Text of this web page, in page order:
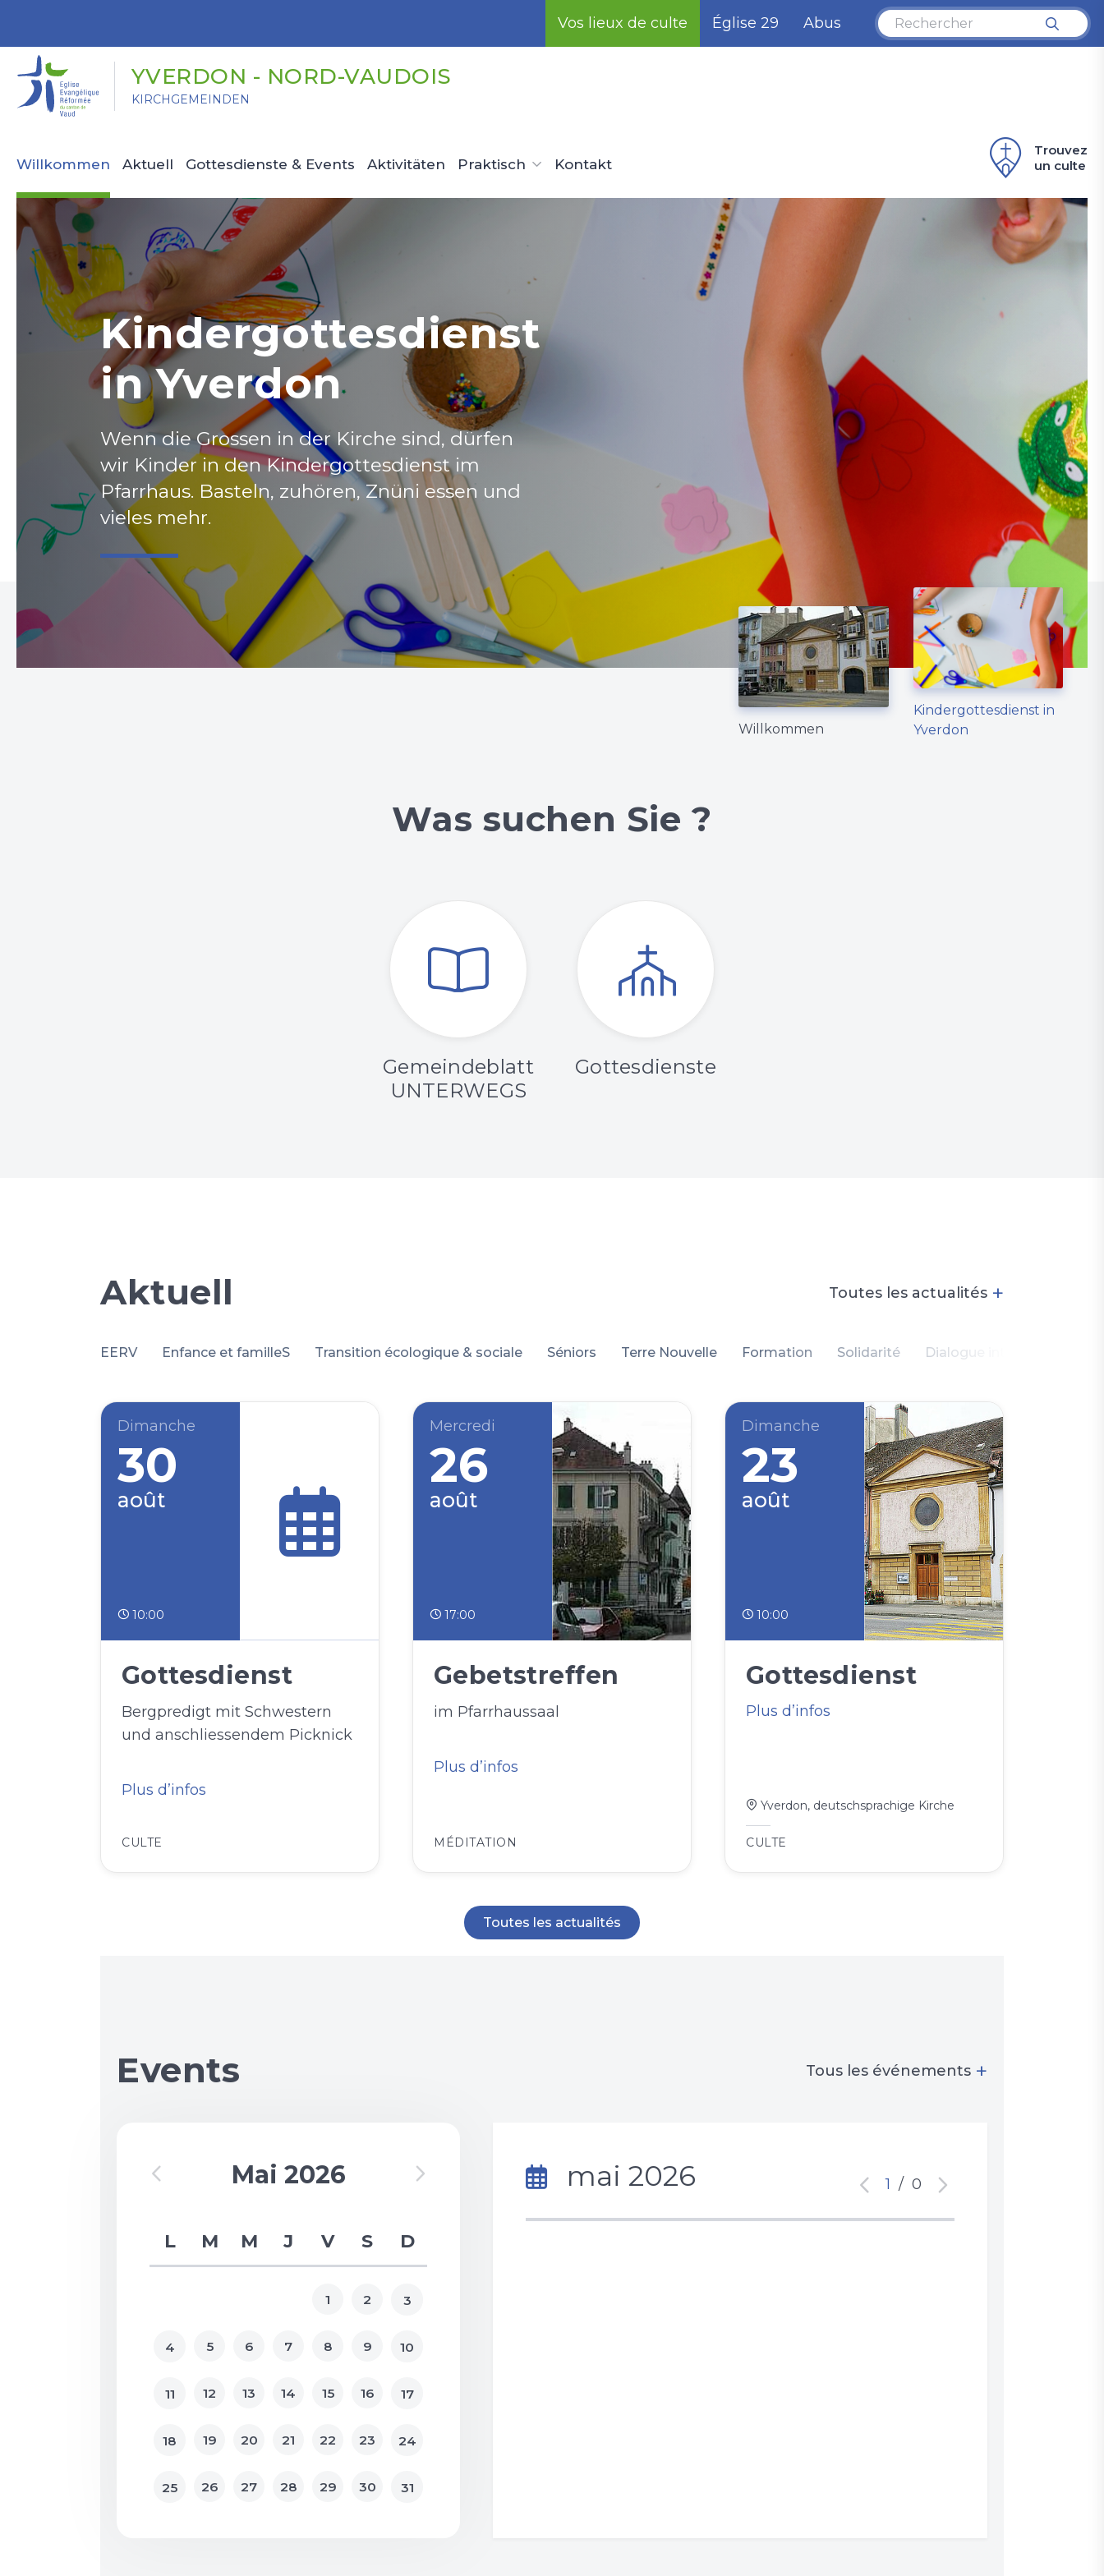
Vos lieux de culte Église 29 Abus
YVERDON - NORD-VAUDOIS
KIRCHGEMEINDEN
Willkommen Aktuell Gottesdienste & Events Aktivitäten Praktisch Kontakt
Trouvez
un culte
Willkommen
Die deutschsprachige Kirchgemeinde
Yverdon - Nord Vaudois heisst Sie herzlich
willkommen
Kindergottesdienst
in Yverdon
Wenn die Grossen in der Kirche sind, dürfen
wir Kinder in den Kindergottesdienst im
Pfarrhaus. Basteln, zuhören, Znüni essen und
vieles mehr.
Willkommen
Kindergottesdienst in
Yverdon
Was suchen Sie ?
Gemeindeblatt
UNTERWEGS
Gottesdienste
Aktuell Toutes les actualités +
EERV Enfance et familleS Transition écologique & sociale Séniors Terre Nouvelle Formation Solidarité Dialogue
Dimanche
30
août
10:00
Gottesdienst
Bergpredigt mit Schwestern
und anschliessendem Picknick
Plus d’infos
CULTE
Mercredi
26
août
17:00
Gebetstreffen
im Pfarrhaussaal
Plus d’infos
MÉDITATION
Dimanche
23
août
10:00
Gottesdienst
Plus d’infos
Yverdon, deutschsprachige Kirche
CULTE
Toutes les actualités
Events Tous les événements +
Mai 2026
L M M J V S D
1 2 3
4 5 6 7 8 9 10
11 12 13 14 15 16 17
18 19 20 21 22 23 24
25 26 27 28 29 30 31
mai 2026 1 / 0